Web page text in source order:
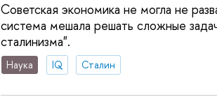
Советская экономика не могла не
система мешала решать сложные
сталинизма".
Наука IQ Сталин